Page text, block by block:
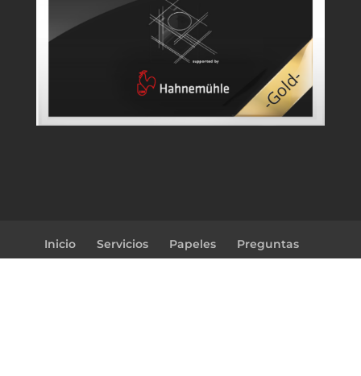
Inicio Servicios Papeles
Preguntas